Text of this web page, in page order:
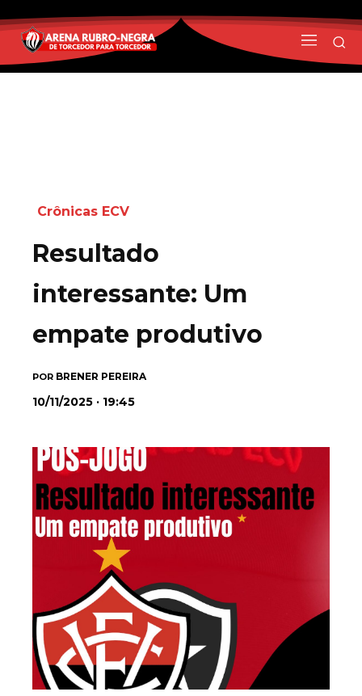
Crônicas ECV
Resultado
interessante: Um
empate produtivo
POR BRENER PEREIRA
10/11/2025 · 19:45